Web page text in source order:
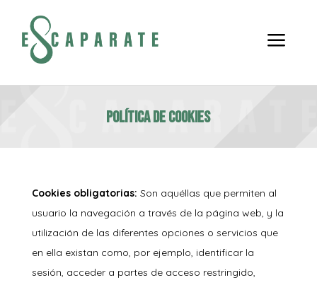
a
Política de Cookies
Cookies obligatorias: Son aquéllas que permiten al
usuario la navegación a través de la página web, y la
utilización de las diferentes opciones o servicios que
en ella existan como, por ejemplo, identificar la
sesión, acceder a partes de acceso restringido,